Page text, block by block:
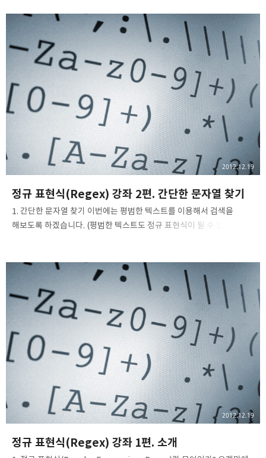
finally apple airport 위에 쓰인 정규 표현식을 보자면 대괄호로
둘러싸인 i와 e를 한번 보도록 합시다. 여기서 i와 e를 같이 생각하시면
안됩니다. "f 다음에 i 혹은 e라는 문자가 등장하는 경우에" 일치합니다.
즉, 문자 집합 중 하나가 일치해야 하는거죠. 이번에는, 문자 집합의
범위를 사용하여 검색을 해보도록 해봅시다. Reg. Expression:...
[0123456789..
정규 표현식(Regex) 강좌 2편. 간단한 문자열 찾기
2012.12.19
1. 간단한 문자열 찾기 이번에는 평범한 텍스트를 이용해서 검색을
해보도록 하겠습니다. (평범한 텍스트도 정규 표현식이 될 수 있음)
"Text"의 'T'를 대문자가 아닌 소문자로 바꾸어 결과를 확인해봅시다.
대소문자를 구분하지 않고 text도, Text도 검색이 되는 것을 확인하실
수 있습니다. (VB6 같은 경우는 IgnoreCase라고 해서 대소문자 무시를
활성화 시킬수 있고, 비활성화 시키는 것도 할 수 있습니다. 다른 언어도
마찬가지로 존재합니다.) 이번에는, 그대로의 텍스트가 아닌 모르는
문자까지도 찾을 수 있는 방법..
정규 표현식(Regex) 강좌 1편. 소개
2012.12.19